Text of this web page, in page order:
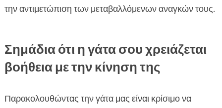
την αντιμετώπιση των μεταβαλλόμενων αναγκών τους.
Σημάδια ότι η γάτα σου χρειάζεται
βοήθεια με την κίνηση της
Παρακολουθώντας την γάτα μας είναι κρίσιμο να